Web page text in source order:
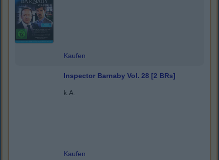
Kaufen
Inspector Barnaby Vol. 28 [2 BRs]
k.A.
Kaufen